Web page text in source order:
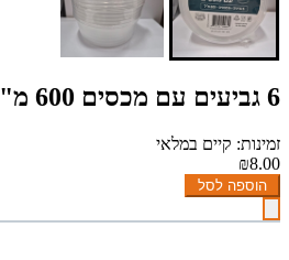
6 גביעים עם מכסים 600 מ"ל
זמינות: קיים במלאי
₪8.00
הוספה לסל